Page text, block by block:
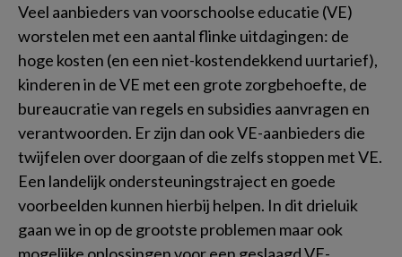
Veel aanbieders van voorschoolse educatie (VE)
worstelen met een aantal flinke uitdagingen: de
hoge kosten (en een niet-kostendekkend uurtarief),
kinderen in de VE met een grote zorgbehoefte, de
bureaucratie van regels en subsidies aanvragen en
verantwoorden. Er zijn dan ook VE-aanbieders die
twijfelen over doorgaan of die zelfs stoppen met VE.
Een landelijk ondersteuningstraject en goede
voorbeelden kunnen hierbij helpen. In dit drieluik
gaan we in op de grootste problemen maar ook